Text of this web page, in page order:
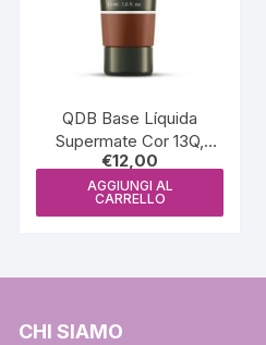
QDB Base Líquida
Supermate Cor 13Q,
30ml – QDB5789
€12,00
AGGIUNGI AL
CARRELLO
CHI SIAMO